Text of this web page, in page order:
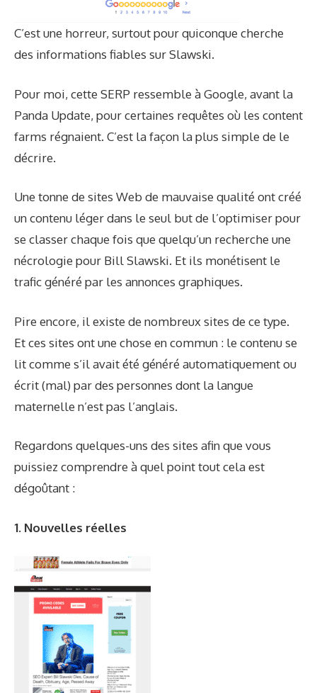
C’est une horreur, surtout pour quiconque cherche
des informations fiables sur Slawski.
Pour moi, cette SERP ressemble à Google, avant la
Panda Update, pour certaines requêtes où les content
farms régnaient. C’est la façon la plus simple de le
décrire.
Une tonne de sites Web de mauvaise qualité ont créé
un contenu léger dans le seul but de l’optimiser pour
se classer chaque fois que quelqu’un recherche une
nécrologie pour Bill Slawski. Et ils monétisent le
trafic généré par les annonces graphiques.
Pire encore, il existe de nombreux sites de ce type.
Et ces sites ont une chose en commun : le contenu se
lit comme s’il avait été généré automatiquement ou
écrit (mal) par des personnes dont la langue
maternelle n’est pas l’anglais.
Regardons quelques-uns des sites afin que vous
puissiez comprendre à quel point tout cela est
dégoûtant :
1. Nouvelles réelles